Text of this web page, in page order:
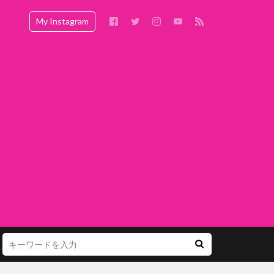
My Instagram